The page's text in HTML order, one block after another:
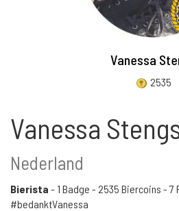
Vanessa
2535
Vanessa
Nederland
Bierista - 1 Badge - 2535 Biercoins - 7
#bedanktVanessa